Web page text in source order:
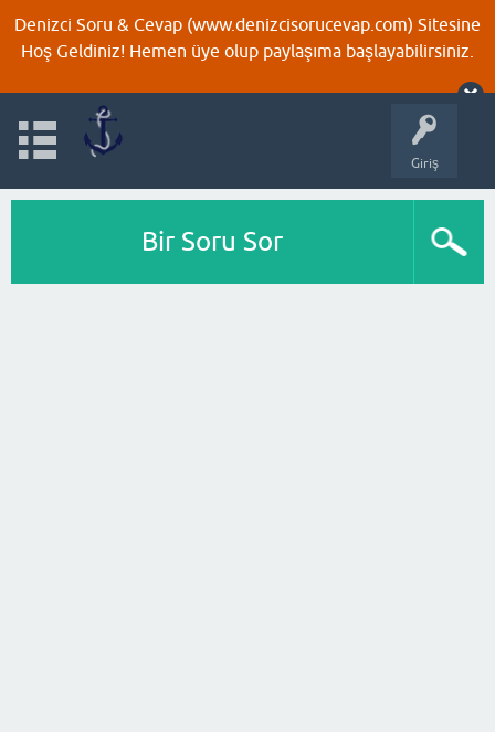
Denizci Soru & Cevap (www.denizcisorucevap.com) Sitesine
Hoş Geldiniz! Hemen üye olup paylaşıma başlayabilirsiniz.
Giriş
Bir Soru Sor